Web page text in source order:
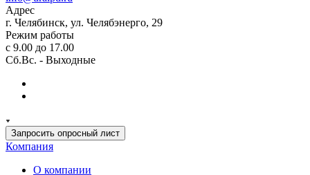
Адрес
г. Челябинск, ул. Челябэнерго, 29
Режим работы
с 9.00 до 17.00
Сб.Вс. - Выходные
Запросить опросный лист
Компания
О компании